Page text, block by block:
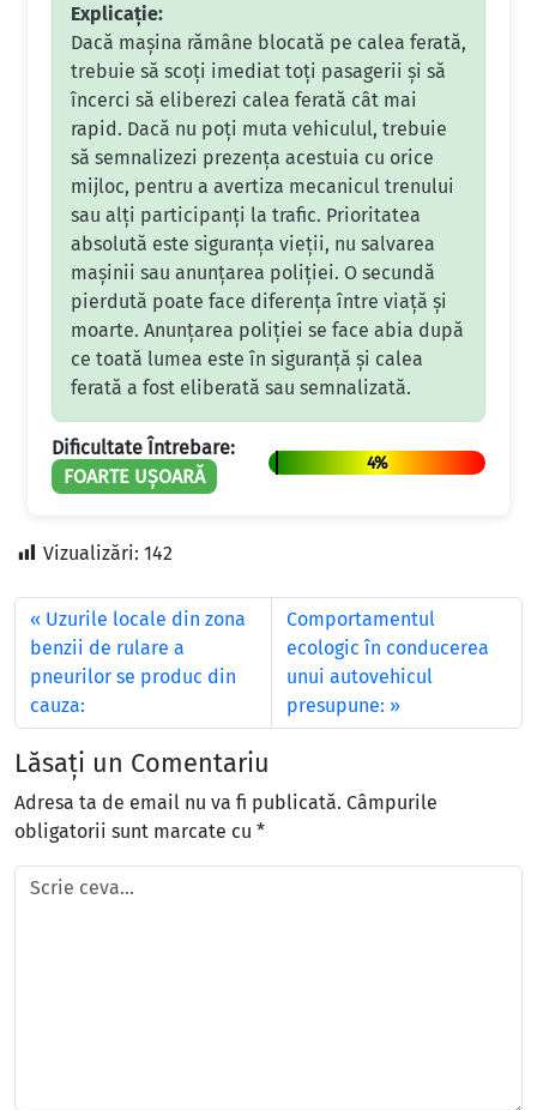
Explicație:
Dacă mașina rămâne blocată pe calea ferată,
trebuie să scoți imediat toți pasagerii și să
încerci să eliberezi calea ferată cât mai
rapid. Dacă nu poți muta vehiculul, trebuie
să semnalizezi prezența acestuia cu orice
mijloc, pentru a avertiza mecanicul trenului
sau alți participanți la trafic. Prioritatea
absolută este siguranța vieții, nu salvarea
mașinii sau anunțarea poliției. O secundă
pierdută poate face diferența între viață și
moarte. Anunțarea poliției se face abia după
ce toată lumea este în siguranță și calea
ferată a fost eliberată sau semnalizată.
Dificultate Întrebare:
FOARTE UȘOARĂ
4%
Vizualizări: 142
Uzurile locale din zona
benzii de rulare a
pneurilor se produc din
cauza:
Comportamentul
ecologic în conducerea
unui autovehicul
presupune:
Lăsați un Comentariu
Adresa ta de email nu va fi publicată. Câmpurile
obligatorii sunt marcate cu *